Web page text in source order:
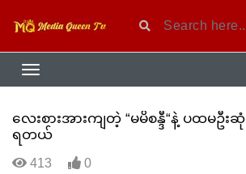
လေးစားအားကျတဲ့ “မမိစန္ဒီ“နဲ့ ပထမဦး
ရတယ်
413 0